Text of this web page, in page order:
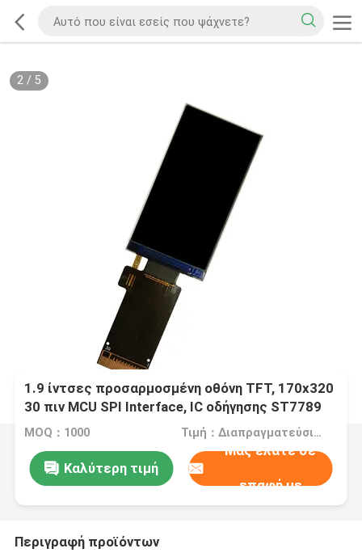
2/ 5
1.9 ίντσες προσαρμοσμένη οθόνη TFT, 170x320
30 πιν MCU SPI Interface, IC οδήγησης ST7789
MOQ：1000 Τιμή：Διαπραγματεύσιμα
Καλύτερη τιμή
Μας ελάτε σε
επαφή με
Περιγραφή προϊόντων